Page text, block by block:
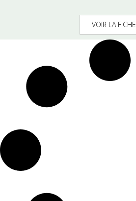
VOIR LA FICHE